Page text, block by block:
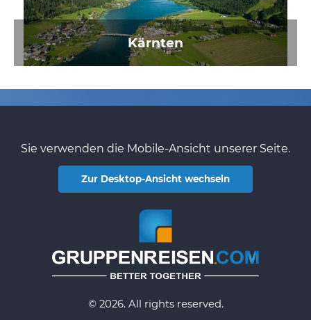
Kärnten
Sie verwenden die Mobile-Ansicht unserer Seite.
Zur Desktop-Ansicht wechseln
© 2026. All rights reserved.